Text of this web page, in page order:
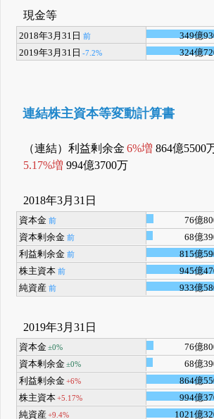
現金等
2018年3月31日 前
349億
2019年3月31日 -7.2% 324億
連結株主資本等変動計算書
（連結）利益剰余金 6%増 864億5500
5.17%増 994億3700万
2018年3月31日
資本金 前
76億
資本剰余金 前
68億
利益剰余金 前
815億
株主資本 前
945億
純資産 前 933億
2019年3月31日
資本金±0%
76億
資本剰余金±0%
68億
利益剰余金+6%
864億
株主資本+5.17%
994億
純資産+9.4% 1021億